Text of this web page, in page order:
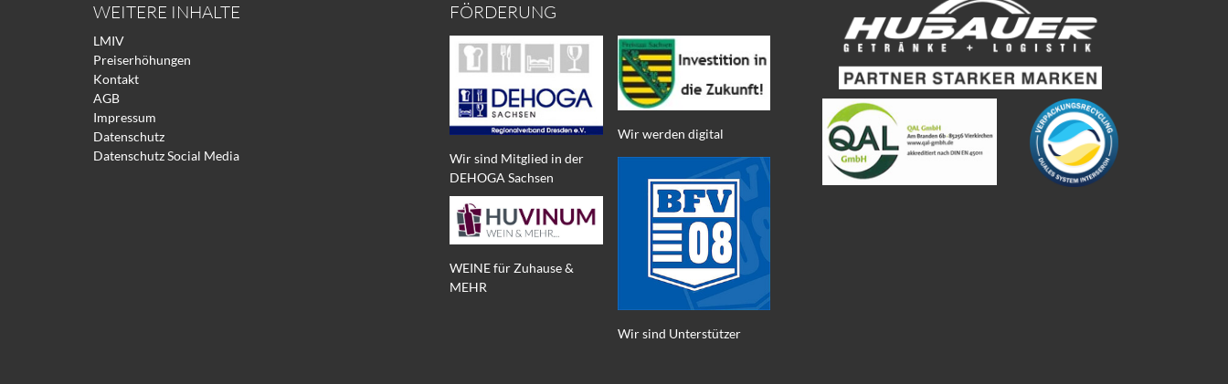
WEITERE INHALTE
LMIV
Preiserhöhungen
Kontakt
AGB
Impressum
Datenschutz
Datenschutz Social Media
FÖRDERUNG
Wir sind Mitglied in der
DEHOGA Sachsen
WEINE für Zuhause &
MEHR
Wir werden digital
Wir sind Unterstützer